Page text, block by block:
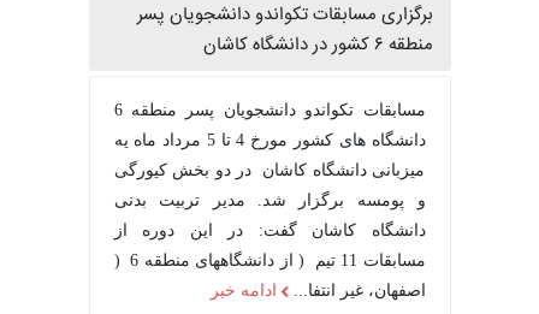
برگزاری مسابقات تکواندو دانشجویان پسر
منطقه ۶ کشور در دانشگاه کاشان
مسابقات تکواندو دانشجویان پسر منطقه 6
دانشگاه های کشور مورخ 4 تا 5 مرداد ماه یه
میزبانی دانشگاه کاشان در دو بخش کیورگی
و پومسه برگزار شد. مدیر تربیت بدنی
دانشگاه کاشان گفت: در این دوره از
مسابقات 11 تیم ( از دانشگاههای منطقه 6 (
اصفهان، غیر انتفا...
ادامه خبر